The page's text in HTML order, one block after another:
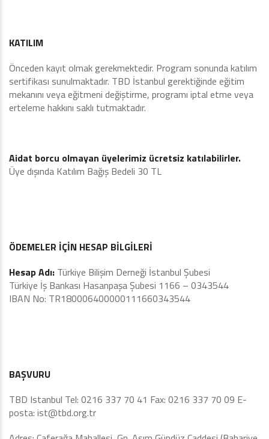
KATILIM
Önceden kayıt olmak gerekmektedir. Program sonunda katılım
sertifikası sunulmaktadır. TBD İstanbul gerektiğinde eğitim
mekanını veya eğitmeni değiştirme, programı iptal etme veya
erteleme hakkını saklı tutmaktadır.
Aidat borcu olmayan üyelerimiz ücretsiz katılabilirler.
Üye dışında Katılım Bağış Bedeli 30 TL
ÖDEMELER İÇİN HESAP BİLGİLERİ
Hesap Adı: Türkiye Bilişim Derneği İstanbul Şubesi
Türkiye İş Bankası Hasanpaşa Şubesi 1166 – 0343544
IBAN No: TR180006400000111660343544
BAŞVURU
TBD Istanbul Tel: 0216 337 70 41 Fax: 0216 337 70 09 E-
posta: ist@tbd.org.tr